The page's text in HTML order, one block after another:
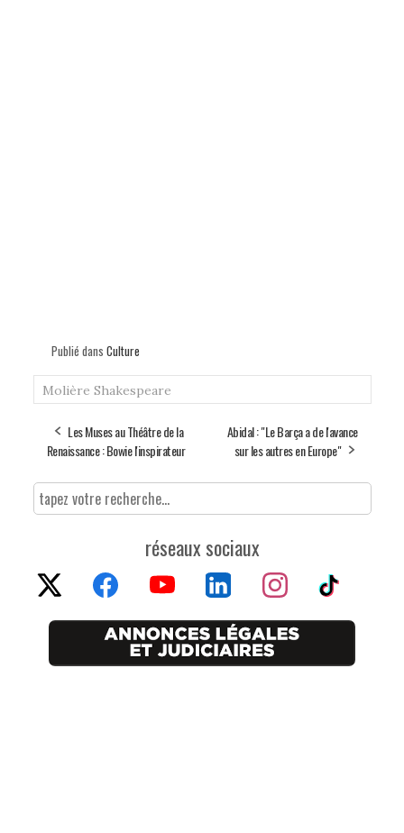
Publié dans Culture
Molière Shakespeare
Les Muses au Théâtre de la
Renaissance : Bowie l'inspirateur
Abidal : "Le Barça a de l'avance
sur les autres en Europe"
réseaux sociaux